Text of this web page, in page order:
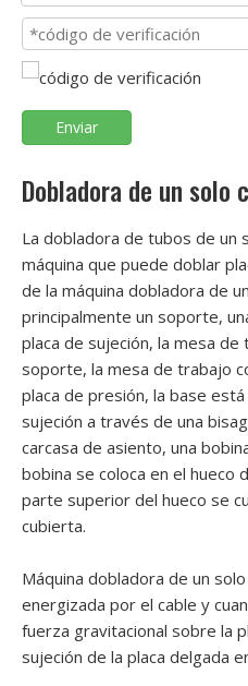
Enviar
Dobladora de un solo
La dobladora de tubos de un
máquina que puede doblar
de la máquina dobladora de
principalmente un soporte,
placa de sujeción, la mesa
soporte, la mesa de trabajo
placa de presión, la base
sujeción a través de una
carcasa de asiento, una
bobina se coloca en el hueco
parte superior del hueco se
cubierta.
Máquina dobladora de un
energizada por el cable y
fuerza gravitacional sobre la
sujeción de la placa delgada